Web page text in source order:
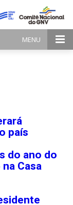
MENU
país
do ano do
Casa